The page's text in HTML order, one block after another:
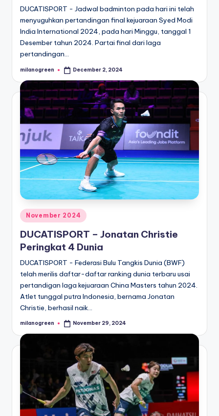
DUCATISPORT - Jadwal badminton pada hari ini telah
menyuguhkan pertandingan final kejuaraan Syed Modi
India International 2024, pada hari Minggu, tanggal 1
Desember tahun 2024. Partai final dari laga
pertandingan…
Posted
milanogreen December 2, 2024
Posted
in
November 2024
DUCATISPORT – Jonatan Christie
Peringkat 4 Dunia
DUCATISPORT - Federasi Bulu Tangkis Dunia (BWF)
telah merilis daftar-daftar ranking dunia terbaru usai
pertandigan laga kejuaraan China Masters tahun 2024.
Atlet tunggal putra Indonesia, bernama Jonatan
Christie, berhasil naik…
Posted
milanogreen November 29, 2024